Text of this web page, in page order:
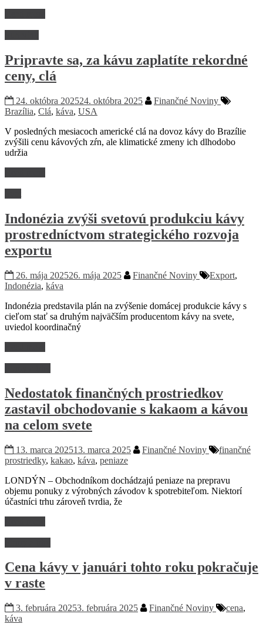
Pripravte sa, za kávu zaplatíte rekordné
ceny, clá
24. októbra 202524. októbra 2025
Finančné Noviny
Brazília, Clá, káva, USA
V posledných mesiacoch americké clá na dovoz kávy do Brazílie
zvýšili cenu kávových zŕn, ale klimatické zmeny ich dlhodobo
udržia
Indonézia zvýši svetovú produkciu kávy
prostredníctvom strategického rozvoja
exportu
26. mája 202526. mája 2025 Finančné Noviny Export,
Indonézia, káva
Indonézia predstavila plán na zvýšenie domácej produkcie kávy s
cieľom stať sa druhým najväčším producentom kávy na svete,
uviedol koordinačný
Nedostatok finančných prostriedkov
zastavil obchodovanie s kakaom a kávou
na celom svete
13. marca 202513. marca 2025 Finančné Noviny
finančné
prostriedky, kakao, káva, peniaze
LONDÝN – Obchodníkom dochádzajú peniaze na prepravu
objemu ponuky z výrobných závodov k spotrebiteľom. Niektorí
účastníci trhu zároveň tvrdia, že
Cena kávy v januári tohto roku pokračuje
v raste
3. februára 20253. februára 2025 Finančné Noviny cena,
káva